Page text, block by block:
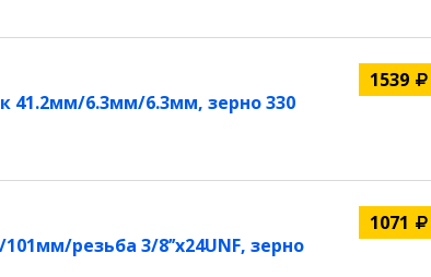
41.2мм/6.3мм/6.3мм, зерно 330
1539
резьба 3/8’’х24UNF, зерно
1071